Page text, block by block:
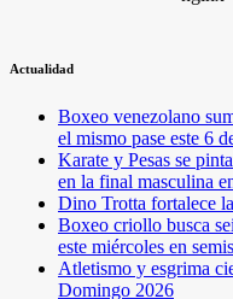
Actualidad
Boxeo venezolano
el mismo pase este 6
Karate y Pesas se
en la final masculina
Dino Trotta fortalece
Boxeo criollo busca
este miércoles en semis
Atletismo y esgrima
Domingo 2026